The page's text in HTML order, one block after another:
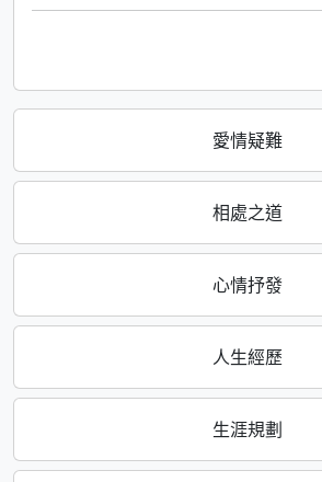
愛情疑難
相處之道
心情抒發
人生經歷
生涯規劃